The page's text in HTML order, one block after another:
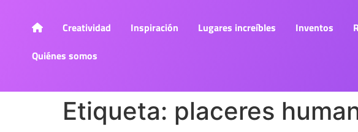
Creatividad Inspiración Lugares increíbles Inventos
Quiénes somos
Etiqueta: placeres